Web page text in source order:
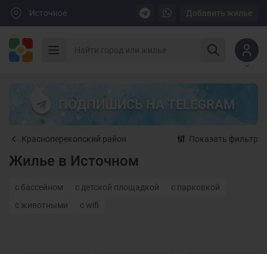
Источное Добавить жилье
ПОДПИШИСЬ НА TELEGRAM
Красноперекопский район Показать фильтр
Жилье в Источном
с бассейном с детской площадкой
с парковкой
с животными
с wifi